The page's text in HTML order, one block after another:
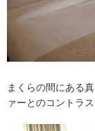
まくらの間にある
ァーとのコントラ